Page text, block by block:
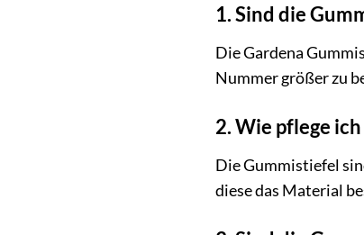
1. Sind die
Die Gardena
Nummer größer zu
2. Wie pflege
Die Gummistiefel
diese das Material